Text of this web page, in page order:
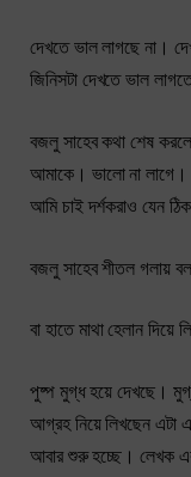
দেখতে ভাল লাগছে না।
জিনিসটা দেখতে ভাল
বজলু সাহেব কথা শেষ
আমাকে। ভালো না লাগে।
আমি চাই দর্শকরাও যেন
বজলু সাহেব শীতল গলায়
বা হাতে মাথা হেলান
পুষ্প মুগ্ধ হয়ে দেখছে।
আগ্রহ নিয়ে লিখছেন এটা
আবার শুরু হচ্ছে। লেখক